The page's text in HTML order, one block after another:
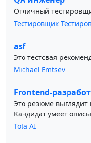
Отличный
Тестировщик
asf
Это тестовая
Michael Emtsev
Frontend-
Это резюме
Кандидат умеет
Tota AI